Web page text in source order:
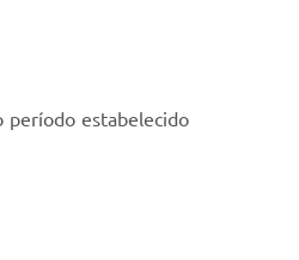
período estabelecido